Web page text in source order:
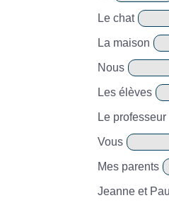
Le chat
La maison
Nous
Les élèves
Le professeur
Vous
Mes parents
Jeanne et Paul